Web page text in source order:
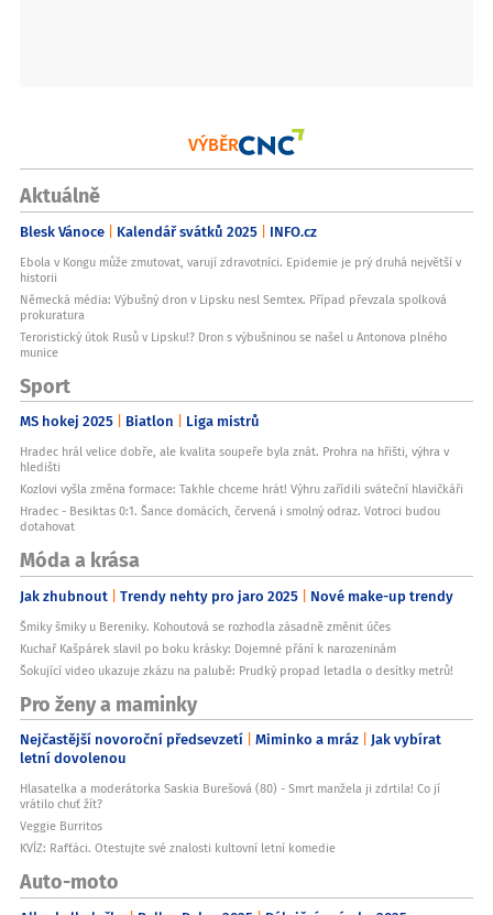
VÝBĚR
Aktuálně
Blesk Vánoce Kalendář svátků 2025 INFO.cz
Ebola v Kongu může zmutovat, varují zdravotníci. Epidemie je prý druhá největší v
historii
Německá média: Výbušný dron v Lipsku nesl Semtex. Případ převzala spolková
prokuratura
Teroristický útok Rusů v Lipsku!? Dron s výbušninou se našel u Antonova plného
munice
Sport
MS hokej 2025 Biatlon Liga mistrů
Hradec hrál velice dobře, ale kvalita soupeře byla znát. Prohra na hřišti, výhra v
hledišti
Kozlovi vyšla změna formace: Takhle chceme hrát! Výhru zařídili sváteční hlavičkáři
Hradec - Besiktas 0:1. Šance domácích, červená i smolný odraz. Votroci budou
dotahovat
Móda a krása
Jak zhubnout Trendy nehty pro jaro 2025 Nové make-up trendy
Šmiky šmiky u Bereniky. Kohoutová se rozhodla zásadně změnit účes
Kuchař Kašpárek slavil po boku krásky: Dojemné přání k narozeninám
Šokující video ukazuje zkázu na palubě: Prudký propad letadla o desítky metrů!
Pro ženy a maminky
Nejčastější novoroční předsevzetí Miminko a mráz Jak vybírat
letní dovolenou
Hlasatelka a moderátorka Saskia Burešová (80) - Smrt manžela ji zdrtila! Co jí
vrátilo chuť žít?
Veggie Burritos
KVÍZ: Rafťáci. Otestujte své znalosti kultovní letní komedie
Auto-moto